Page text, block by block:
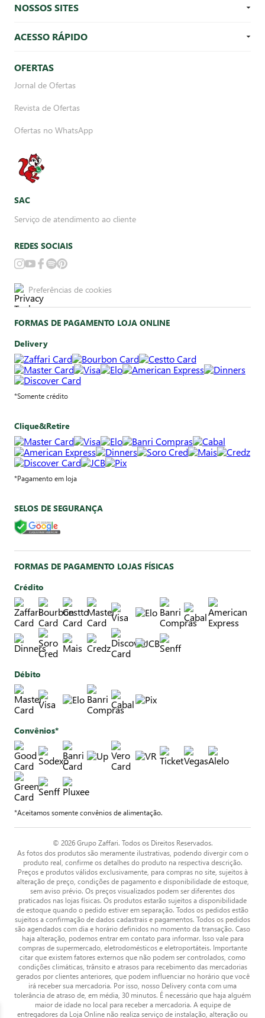
NOSSOS SITES
ACESSO RÁPIDO
OFERTAS
Jornal de Ofertas
Revista de Ofertas
Ofertas no WhatsApp
SAC
Serviço de atendimento ao cliente
REDES SOCIAIS
Preferências de cookies
FORMAS DE PAGAMENTO LOJA ONLINE
Delivery
*Somente crédito
Clique&Retire
*Pagamento em loja
SELOS DE SEGURANÇA
FORMAS DE PAGAMENTO LOJAS FÍSICAS
Crédito
Débito
Convênios*
*Aceitamos somente convênios de alimentação.
© 2026 Grupo Zaffari. Todos os Direitos Reservados.
As fotos dos produtos são meramente ilustrativas, podendo divergir com o
produto real, confirme os detalhes do produto na respectiva descrição.
Preços e produtos válidos exclusivamente, para compras no site, sujeitos à
alteração de preço, condições de pagamento e disponibilidade de estoque,
sem aviso prévio. Os preços visualizados podem ser diferentes dos
praticados nas lojas físicas. Os produtos estarão sujeitos a disponibilidade
de estoque quando o pedido estiver em separação. Todos os pedidos estão
sujeitos a confirmação de dados cadastrais e pagamentos. Todos os pedidos
são agendados com dia e horário definidos no momento da transação. Caso
haja alteração, podemos entrar em contato para informar. Isso vale para
compras de supermercado, eletrodomésticos e eletroportáteis. Importante
citar que existem fatores externos que não podem ser controlados, como
condições climáticas, trânsito e atrasos para recebimento das mercadorias
gerados por clientes anteriores, que podem influenciar no horário que você
irá receber sua mercadoria. Por isso, nosso Delivery conta com uma
tolerância de atraso de, em média, 30 minutos. É necessário que haja alguém
maior de idade no local para receber a mercadoria. A equipe de
entregadores da Loja Online não realiza serviço de instalação, alteração ou